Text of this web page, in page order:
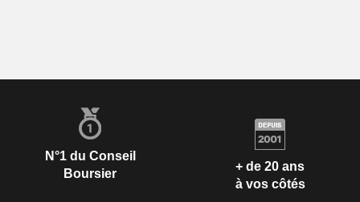
N°1 du Conseil
Boursier
+ de 20 ans
à vos côtés